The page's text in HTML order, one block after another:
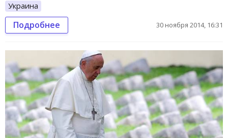
Украина
Подробнее 30 ноября 2014, 16:31